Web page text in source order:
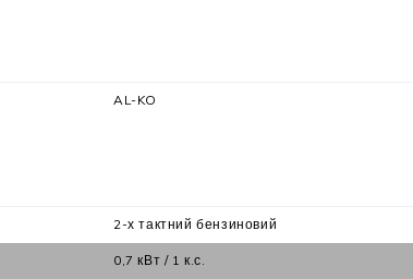
AL-KO
2-х тактний бензиновий
0,7 кВт / 1 к.с.